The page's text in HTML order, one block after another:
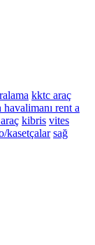
kktc araç
havalimanı rent a
kibris vites
kasetçalar sağ